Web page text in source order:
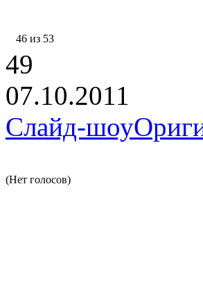
46 из 53
49
07.10.2011
Слайд-шоу
(Нет голосов)